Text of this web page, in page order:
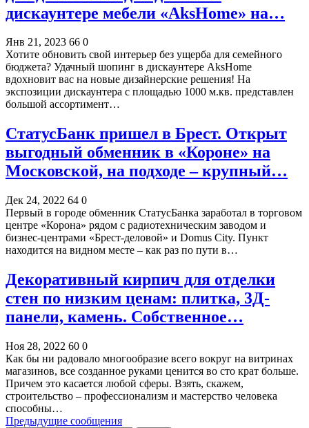
дискаунтере мебели «AksHome» на…
Янв 21, 2023 66 0
Хотите обновить свой интерьер без ущерба для семейного
бюджета? Удачный шопинг в дискаунтере AksHome
вдохновит вас на новые дизайнерские решения! На
экспозиции дискаунтера с площадью 1000 м.кв. представлен
большой ассортимент…
СтатусБанк пришел в Брест. Открыт
выгодный обменник в «Короне» на
Московской, на подходе – крупный…
Дек 24, 2022 64 0
Первый в городе обменник СтатусБанка заработал в торговом
центре «Корона» рядом с радиотехническим заводом и
бизнес-центрами «Брест-деловой» и Domus City. Пункт
находится на видном месте – как раз по пути в…
Декоративный кирпич для отделки
стен по низким ценам: плитка, 3Д-
панели, камень. Собственное…
Ноя 28, 2022 60 0
Как бы ни радовало многообразие всего вокруг на витринах
магазинов, все созданное руками ценится во сто крат больше.
Причем это касается любой сферы. Взять, скажем,
строительство – профессионализм и мастерство человека
способны…
Предыдущие сообщения